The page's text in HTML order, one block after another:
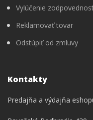
Vylúčenie
Reklamovať tovar
Odstúpiť od zmluvy
Kontakty
Predajňa a výdajňa